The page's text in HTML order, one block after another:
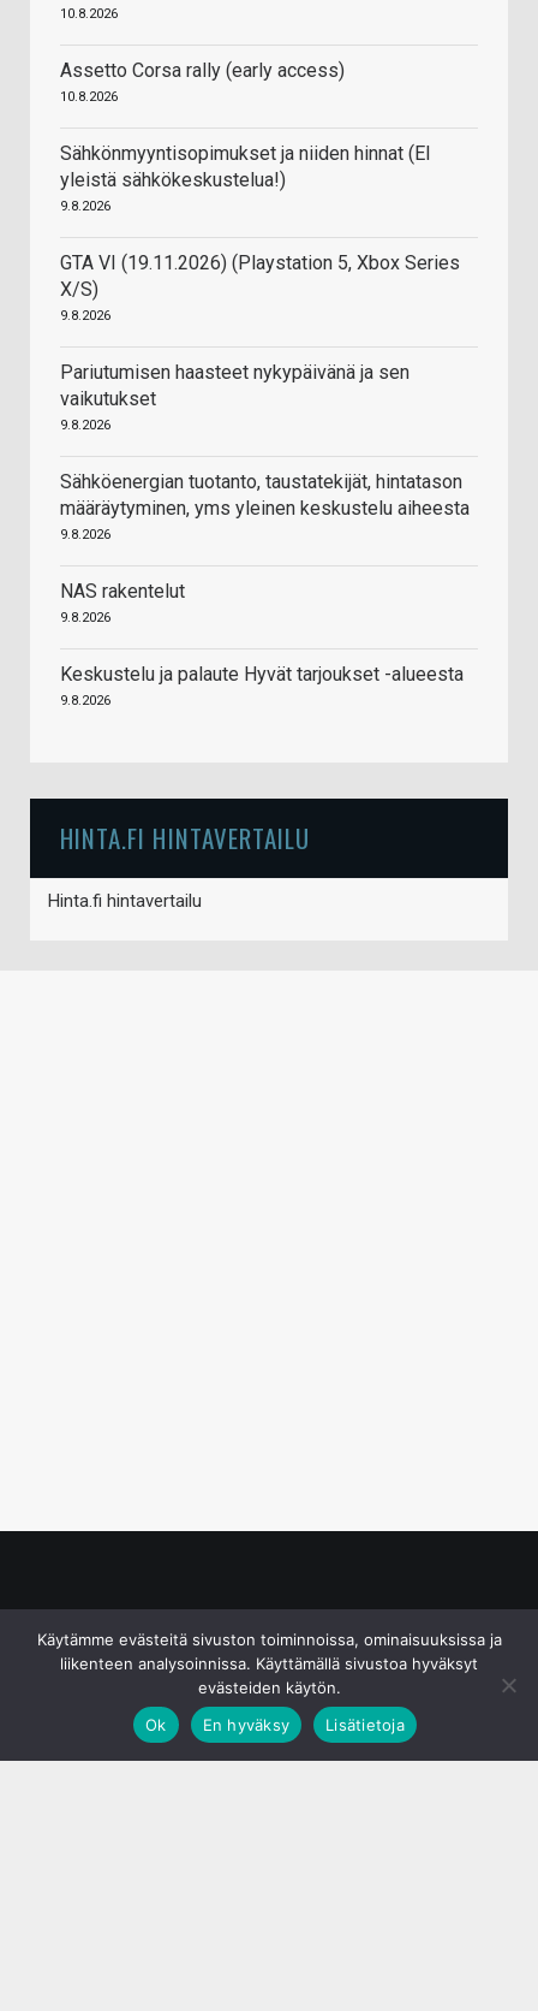
10.8.2026
Assetto Corsa rally (early access)
10.8.2026
Sähkönmyyntisopimukset ja niiden hinnat (EI
yleistä sähkökeskustelua!)
9.8.2026
GTA VI (19.11.2026) (Playstation 5, Xbox Series
X/S)
9.8.2026
Pariutumisen haasteet nykypäivänä ja sen
vaikutukset
9.8.2026
Sähköenergian tuotanto, taustatekijät, hintatason
määräytyminen, yms yleinen keskustelu aiheesta
9.8.2026
NAS rakentelut
9.8.2026
Keskustelu ja palaute Hyvät tarjoukset -alueesta
9.8.2026
HINTA.FI HINTAVERTAILU
Hinta.fi hintavertailu
Käytämme evästeitä sivuston toiminnoissa, ominaisuuksissa ja
liikenteen analysoinnissa. Käyttämällä sivustoa hyväksyt
evästeiden käytön.
Ok
En hyväksy Lisätietoja